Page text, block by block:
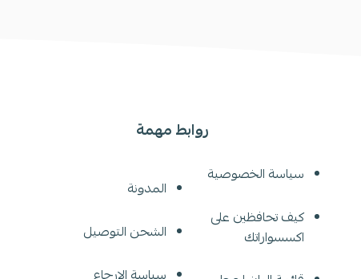
روابط مهمة
سياسة الخصوصية
كيف تحافظين على
اكسسواراتك
المدونة
الشحن التوصيل